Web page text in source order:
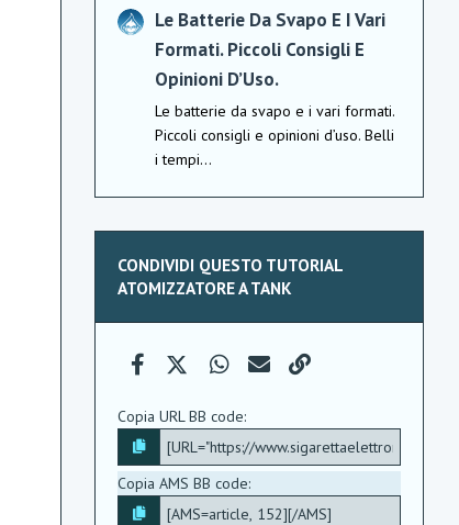
Le Batterie Da Svapo E I Vari
Formati. Piccoli Consigli E
Opinioni D’Uso.
Le batterie da svapo e i vari formati.
Piccoli consigli e opinioni d’uso. Belli
i tempi...
CONDIVIDI QUESTO TUTORIAL
ATOMIZZATORE A TANK
FacebookX (Twitter)WhatsApp
e-mail
Copia URL BB code
Copia AMS BB code